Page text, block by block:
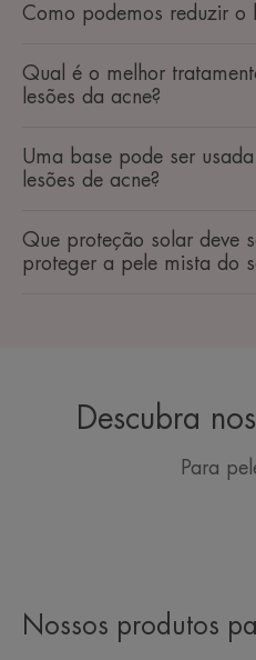
Como podemos reduzir o
Qual é o melhor
lesões da acne?
Uma base pode ser
lesões de acne?
Que proteção solar deve
proteger a pele mista do
Descubra
Para
Nossos produtos